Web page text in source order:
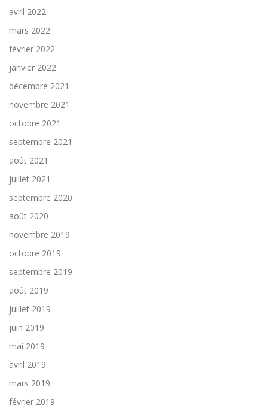
avril 2022
mars 2022
février 2022
janvier 2022
décembre 2021
novembre 2021
octobre 2021
septembre 2021
août 2021
juillet 2021
septembre 2020
août 2020
novembre 2019
octobre 2019
septembre 2019
août 2019
juillet 2019
juin 2019
mai 2019
avril 2019
mars 2019
février 2019